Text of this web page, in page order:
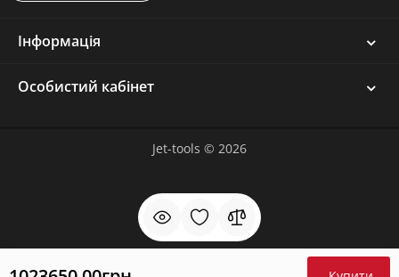
Інформація
Особистий кабінет
Jet-tools © 2026